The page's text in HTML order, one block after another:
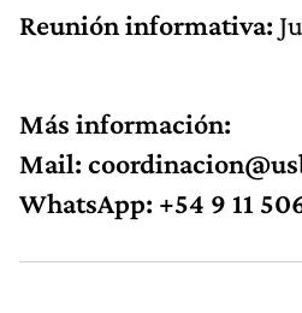
Reunión informativa:
Más información:
Mail:
WhatsApp: +54 9 11